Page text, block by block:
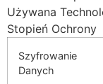
panel
panel
panel
Używana
Stopień Ochrony
Szyfrowanie
Danych